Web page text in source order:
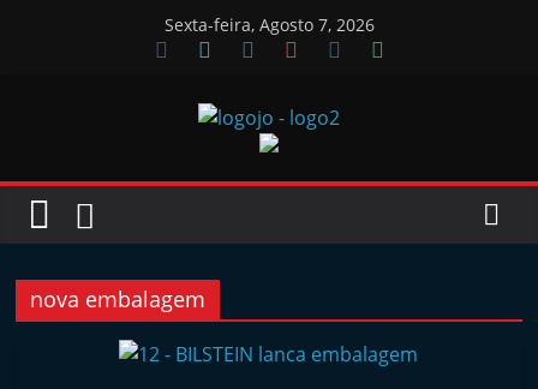
Sexta-feira, Agosto 7, 2026
Jornal
Oficinas
J
nova embalagem